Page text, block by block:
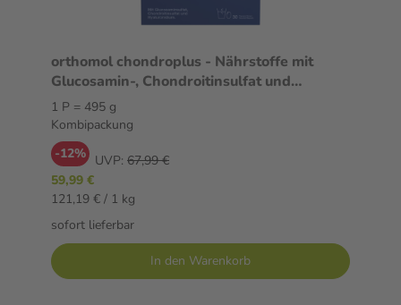
orthomol chondroplus - Nährstoffe mit
Glucosamin-, Chondroitinsulfat und
Hyaluronsäure - Granulat/Kapseln
1 P = 495 g
Kombipackung
-12% UVP: 67,99 €
59,99 €
121,19 € / 1 kg
sofort lieferbar
In den Warenkorb